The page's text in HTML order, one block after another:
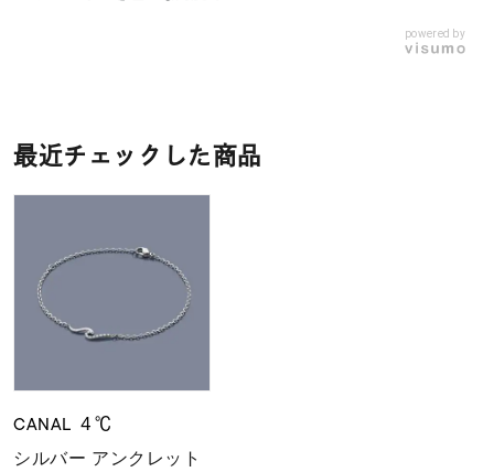
powered by
最近チェックした商品
CANAL ４℃
シルバー アンクレット